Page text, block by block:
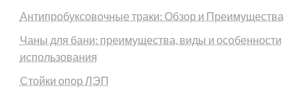
Антипробуксовочные траки: Обзор и Преимущества
Чаны для бани: преимущества, виды и особенности
использования
Стойки опор ЛЭП